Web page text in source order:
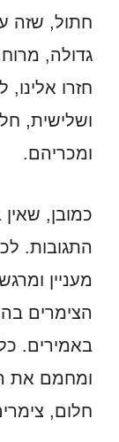
חתול, שזה
גדולה,
חזרו
ושלישית,
ומכריהם.
כמובן,
התגובות.
מעניין
הצימרים
באמירים.
ומחמם את
חלום,